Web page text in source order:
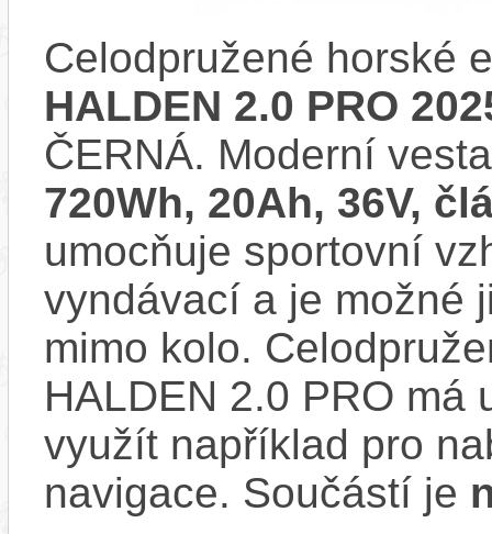
Celodpružené horské
HALDEN 2.0 PRO
ČERNÁ. Moderní
720Wh, 20Ah, 36V,
umocňuje sportovní
vyndávací a je možné
mimo kolo.
HALDEN 2.0 PRO má
využít například pro
navigace. Součástí je